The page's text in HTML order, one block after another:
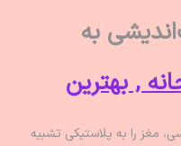
به
, بهترین
را به پلاستیکی تشبیه